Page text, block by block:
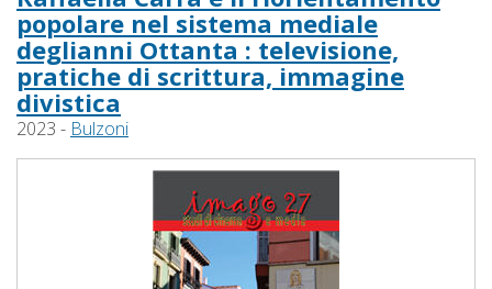
popolare nel sistema mediale
deglianni Ottanta : televisione,
pratiche di scrittura, immagine
divistica
2023 - Bulzoni